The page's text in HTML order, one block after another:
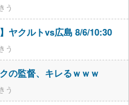
う
ヤクルトvs広島 8/6/10:30
う
の監督、キレるｗｗｗ
う